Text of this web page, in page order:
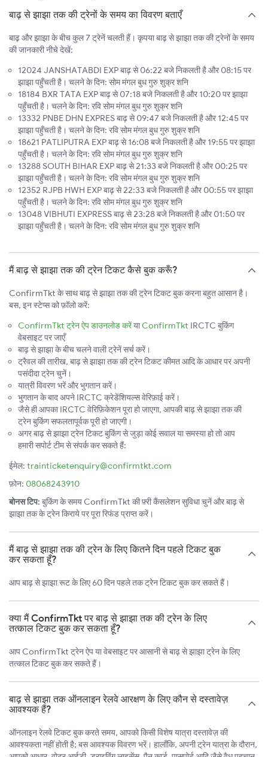
बाढ़ से झाझा तक की ट्रेनों के समय का विवरण बताएँ
बाढ़ और झाझा के बीच कुल 7 ट्रेनें चलती हैं। कृपया बाढ़ से झाझा तक की ट्रेनों के समय
की जानकारी नीचे देखें:
12024 JANSHATABDI EXP बाढ़ से 06:22 बजे निकलती है और 08:15 पर
झाझा पहुँचती है। चलने के दिन: सोम मंगल बुध गुरु शुक्र शनि
18184 BXR TATA EXP बाढ़ से 07:18 बजे निकलती है और 10:20 पर झाझा
पहुँचती है। चलने के दिन: रवि सोम मंगल बुध गुरु शुक्र शनि
13332 PNBE DHN EXPRES बाढ़ से 09:47 बजे निकलती है और 12:45 पर
झाझा पहुँचती है। चलने के दिन: रवि सोम मंगल बुध गुरु शुक्र शनि
18621 PATLIPUTRA EXP बाढ़ से 16:08 बजे निकलती है और 19:55 पर झाझा
पहुँचती है। चलने के दिन: रवि सोम मंगल बुध गुरु शुक्र शनि
13288 SOUTH BIHAR EXP बाढ़ से 21:33 बजे निकलती है और 00:25 पर
झाझा पहुँचती है। चलने के दिन: रवि सोम मंगल बुध गुरु शुक्र शनि
12352 RJPB HWH EXP बाढ़ से 22:33 बजे निकलती है और 00:55 पर झाझा
पहुँचती है। चलने के दिन: रवि सोम मंगल बुध गुरु शुक्र शनि
13048 VIBHUTI EXPRESS बाढ़ से 23:28 बजे निकलती है और 01:50 पर
झाझा पहुँचती है। चलने के दिन: रवि सोम मंगल बुध गुरु शुक्र शनि
मैं बाढ़ से झाझा तक की ट्रेन टिकट कैसे बुक करूँ?
ConfirmTkt के साथ बाढ़ से झाझा तक की ट्रेन टिकट बुक करना बहुत आसान है।
बस, इन स्टेप्स को फ़ॉलो करें:
ConfirmTkt ट्रेन ऐप डाउनलोड करेंयाConfirmTkt IRCTC बुकिंग
वेबसाइट पर जाएँ
बाढ़ से झाझा के बीच चलने वाली ट्रेनें सर्च करें।
ट्रैवल की तारीख, बाढ़ से झाझा तक की ट्रेन टिकट कीमत आदि के आधार पर अपनी
पसंदीदा ट्रेन चुनें।
यात्री विवरण भरें और भुगतान करें।
भुगतान के बाद अपने IRCTC क्रेडेंशियल्स वेरिफ़ाई करें।
जैसे ही आपका IRCTC वेरिफ़िकेशन पूरा हो जाएगा, आपकी बाढ़ से झाझा तक की
ट्रेन बुकिंग सफलतापूर्वक पूरी हो जाएगी।
अगर बाढ़ से झाझा ट्रेन टिकट बुकिंग से जुड़ा कोई सवाल या समस्या हो तो आप
हमारी सपोर्ट टीम से संपर्क कर सकते हैं:
ईमेल: trainticketenquiry@confirmtkt.com
फ़ोन: 08068243910
बोनस टिप: बुकिंग के समय ConfirmTkt की फ़्री कैंसलेशन सुविधा चुनें और बाढ़ से
झाझा तक के ट्रेन किराये पर पूरा रिफंड प्राप्त करें।
मैं बाढ़ से झाझा तक की ट्रेन के लिए कितने दिन पहले टिकट बुक
कर सकता हूँ?
आप बाढ़ से झाझा रूट के लिए 60 दिन पहले तक ट्रेन टिकट बुक कर सकते हैं।
क्या मैं ConfirmTkt पर बाढ़ से झाझा तक की ट्रेन के लिए
तत्काल टिकट बुक कर सकता हूँ?
आप ConfirmTkt ट्रेन ऐप या वेबसाइट पर आसानी से बाढ़ से झाझा ट्रेन के लिए
तत्काल टिकट बुक कर सकते हैं।
बाढ़ से झाझा तक ऑनलाइन रेलवे आरक्षण के लिए कौन से दस्तावेज़
आवश्यक हैं?
ऑनलाइन रेलवे टिकट बुक करते समय, आपको किसी विशेष यात्रा दस्तावेज़ की
आवश्यकता नहीं होती है; बस आवश्यक विवरण भरें। हालाँकि, अपनी ट्रेन यात्रा के दौरान,